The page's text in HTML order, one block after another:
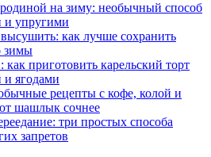
на зиму: необычный способ
и упругими
как лучше сохранить
зимы
приготовить карельский торт
и ягодами
рецепты с кофе, колой и
шашлык сочнее
три простых способа
запретов